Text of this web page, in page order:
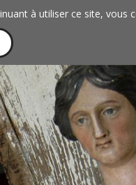
à utiliser ce site,